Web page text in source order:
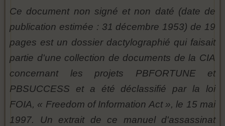
Ce document non signé et non daté (date de
publication estimée : 31 décembre 1953) de 19
pages est un dossier dactylographié qui faisait
partie d'une collection de documents de la CIA
concernant les projets PBFORTUNE et
PBSUCCESS et a été déclassifié par la loi
FOIA, « Freedom of Information Act », le 15 mai
1997. Un extrait de ce manuel d'assassinat